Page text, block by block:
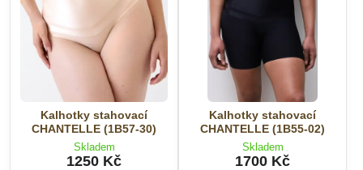
Kalhotky stahovací
CHANTELLE (1B57-30)
Skladem
1250 Kč
Kalhotky stahovací
CHANTELLE (1B55-02)
Skladem
1700 Kč